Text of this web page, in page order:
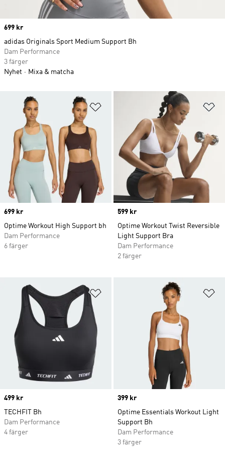
Lägg till på önskelistan
Price
699 kr
Optime Workout High Support bh
Dam Performance
6 färger
Price
599 kr
Optime Workout Twist Reversible
Light Support Bra
Dam Performance
2 färger
Lägg till på önskelistan
Price
499 kr
TECHFIT Bh
Dam Performance
4 färger
Price
399 kr
Optime Essentials Workout Light
Support Bh
Dam Performance
3 färger
Price
699 kr
adidas Originals Sport Medium Support Bh
Dam Performance
3 färger
Nyhet
Mixa & matcha